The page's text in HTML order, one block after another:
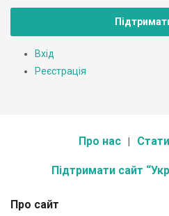
Вхід
Реєстрація
Про нас
Підтримати сайт
Про сайт